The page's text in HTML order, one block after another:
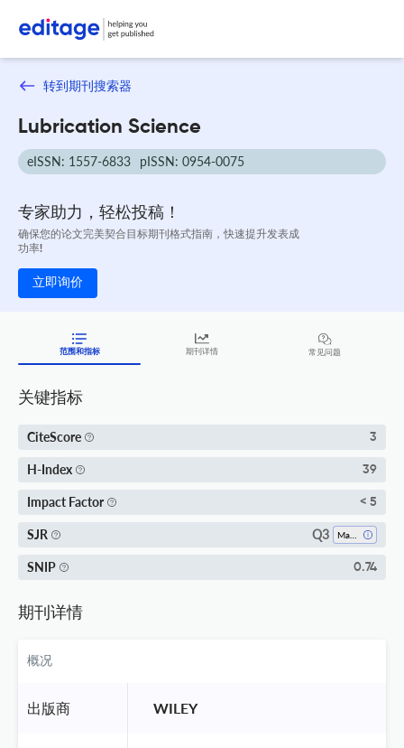
转到期刊搜索器
Lubrication Science
eISSN: 1557-6833 pISSN: 0954-0075
专家助力，轻松投稿！
确保您的论文完美契合目标期刊格式指南，快速提升发表成
功率!
立即询价
范围和指标 期刊详情 常见问题
关键指标
CiteScore 3
H-Index 39
Impact Factor < 5
SJR Q3
SNIP 0.74
期刊详情
概况
出版商 WILEY